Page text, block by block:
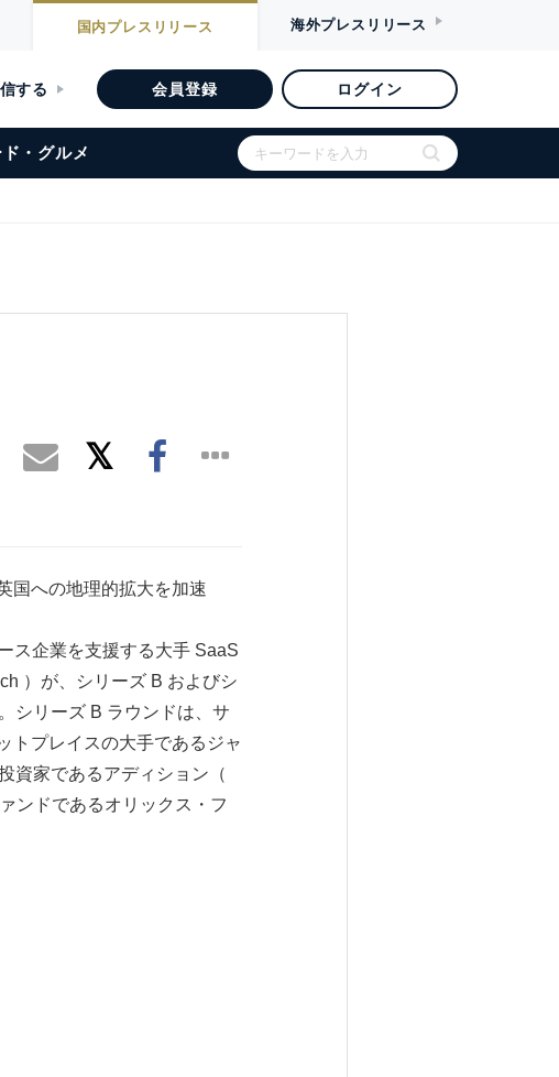
国内プレスリリース 海外プレスリリース
する 会員登録 ログイン
・グルメ
国への地理的拡大を加速
ス企業を支援する大手 SaaS
）が、シリーズ B およびシ
シリーズ B ラウンドは、サ
トプレイスの大手であるジャ
資家であるアディション（
ンドであるオリックス・フ